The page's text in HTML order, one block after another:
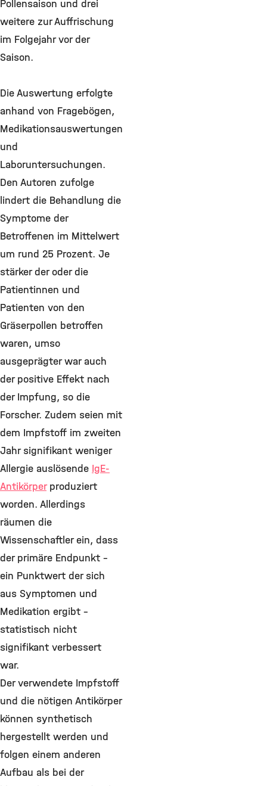
Pollensaison und drei
weitere zur Auffrischung
im Folgejahr vor der
Saison.
Die Auswertung erfolgte
anhand von Fragebögen,
Medikationsauswertungen
und
Laboruntersuchungen.
Den Autoren zufolge
lindert die Behandlung die
Symptome der
Betroffenen im Mittelwert
um rund 25 Prozent. Je
stärker der oder die
Patientinnen und
Patienten von den
Gräserpollen betroffen
waren, umso
ausgeprägter war auch
der positive Effekt nach
der Impfung, so die
Forscher. Zudem seien mit
dem Impfstoff im zweiten
Jahr signifikant weniger
Allergie auslösende IgE-
Antikörperproduziert
worden. Allerdings
räumen die
Wissenschaftler ein, dass
der primäre Endpunkt -
ein Punktwert der sich
aus Symptomen und
Medikation ergibt –
statistisch nicht
signifikant verbessert
war.
Der verwendete Impfstoff
und die nötigen Antikörper
können synthetisch
hergestellt werden und
folgen einem anderen
Aufbau als bei der